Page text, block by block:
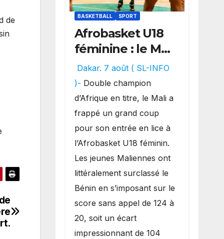
de
BASKETBALL SPORT
Afrobasket U18
féminine : le Mali
réalise un
véritable festival
offensif et
inflige une
lourde défaite
au Bénin.
Dakar. 7 août ( SL-INFO
)- Double champion
d’Afrique en titre, le Mali a
frappé un grand coup
pour son entrée en lice à
l’Afrobasket U18 féminin.
Les jeunes Maliennes ont
littéralement surclassé le
Bénin en s’imposant sur le
score sans appel de 124 à
20, soit un écart
impressionnant de 104